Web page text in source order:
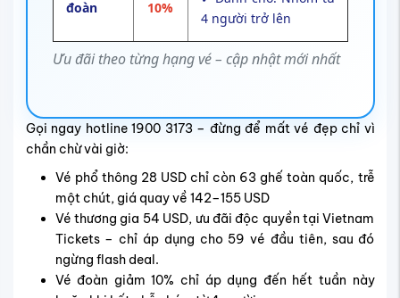
Ưu đãi theo từng hạng vé – cập nhật mới nhất
đoàn 10%
4 người trở lên
Gọi ngay hotline 1900 3173 – đừng để mất vé đẹp chỉ vì
chần chừ vài giờ:
Vé phổ thông 28 USD chỉ còn 63 ghế toàn quốc, trễ
một chút, giá quay về 142–155 USD
Vé thương gia 54 USD, ưu đãi độc quyền tại Vietnam
Tickets – chỉ áp dụng cho 59 vé đầu tiên, sau đó
ngừng flash deal.
Vé đoàn giảm 10% chỉ áp dụng đến hết tuần này